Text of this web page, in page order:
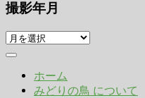
撮影年月
撮
影
ホーム
みどりの鳥 について